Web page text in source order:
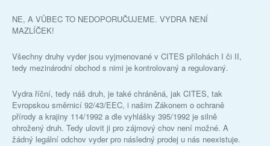
NE, A VŮBEC TO NEDOPORUČUJEME. VYDRA NENÍ
MAZLÍČEK!
Všechny druhy vyder jsou vyjmenované v CITES přílohách I či II,
tedy mezinárodní obchod s nimi je kontrolovaný a regulovaný.
Vydra říční, tedy náš druh, je také chráněná, jak CITES, tak
Evropskou směrnicí 92/43/EEC, i našim Zákonem o ochraně
přírody a krajiny 114/1992 a dle vyhlášky 395/1992 je silně
ohrožený druh. Tedy ulovit ji pro zájmový chov není možné. A
žádný legální odchov vyder pro následný prodej u nás neexistuje.